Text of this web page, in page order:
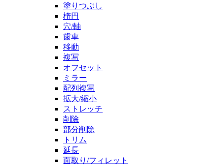
塗りつぶし
楕円
穴/軸
歯車
移動
複写
オフセット
ミラー
配列複写
拡大/縮小
ストレッチ
削除
部分削除
トリム
延長
面取り/フィレット